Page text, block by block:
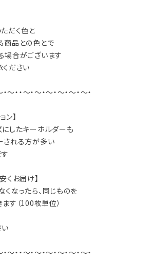
だく色と
商品との色とで
場合がございます
ださい
～・・～・～・～・～・～・～・
ン】
したキーホルダーも
される方が多い
くお届け】
なったら、同じものを
す（100枚単位）
～・・～・～・～・～・～・～・